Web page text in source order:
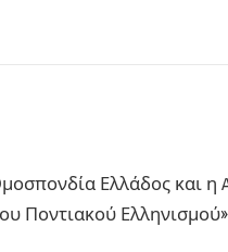
Ελλάδος και η
Ποντιακού